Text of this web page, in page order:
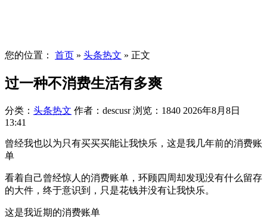
您的位置： 首页 » 头条热文 » 正文
过一种不消费生活有多爽
分类： 头条热文 作者：descusr 浏览：1840 2026年8月8日
13:41
曾经我也以为只有买买买能让我快乐，这是我几年前的消费账
单
看着自己曾经惊人的消费账单，环顾四周却发现没有什么留存
的大件，终于意识到，只是花钱并没有让我快乐。
这是我近期的消费账单